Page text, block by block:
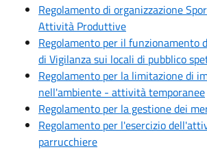
Regolamento di organizzazione
Attività Produttive
Regolamento per il funzionamento
di Vigilanza sui locali di pubblico
Regolamento per la limitazione di
nell'ambiente - attività temporanee
Regolamento per la gestione dei
Regolamento per l'esercizio
parrucchiere